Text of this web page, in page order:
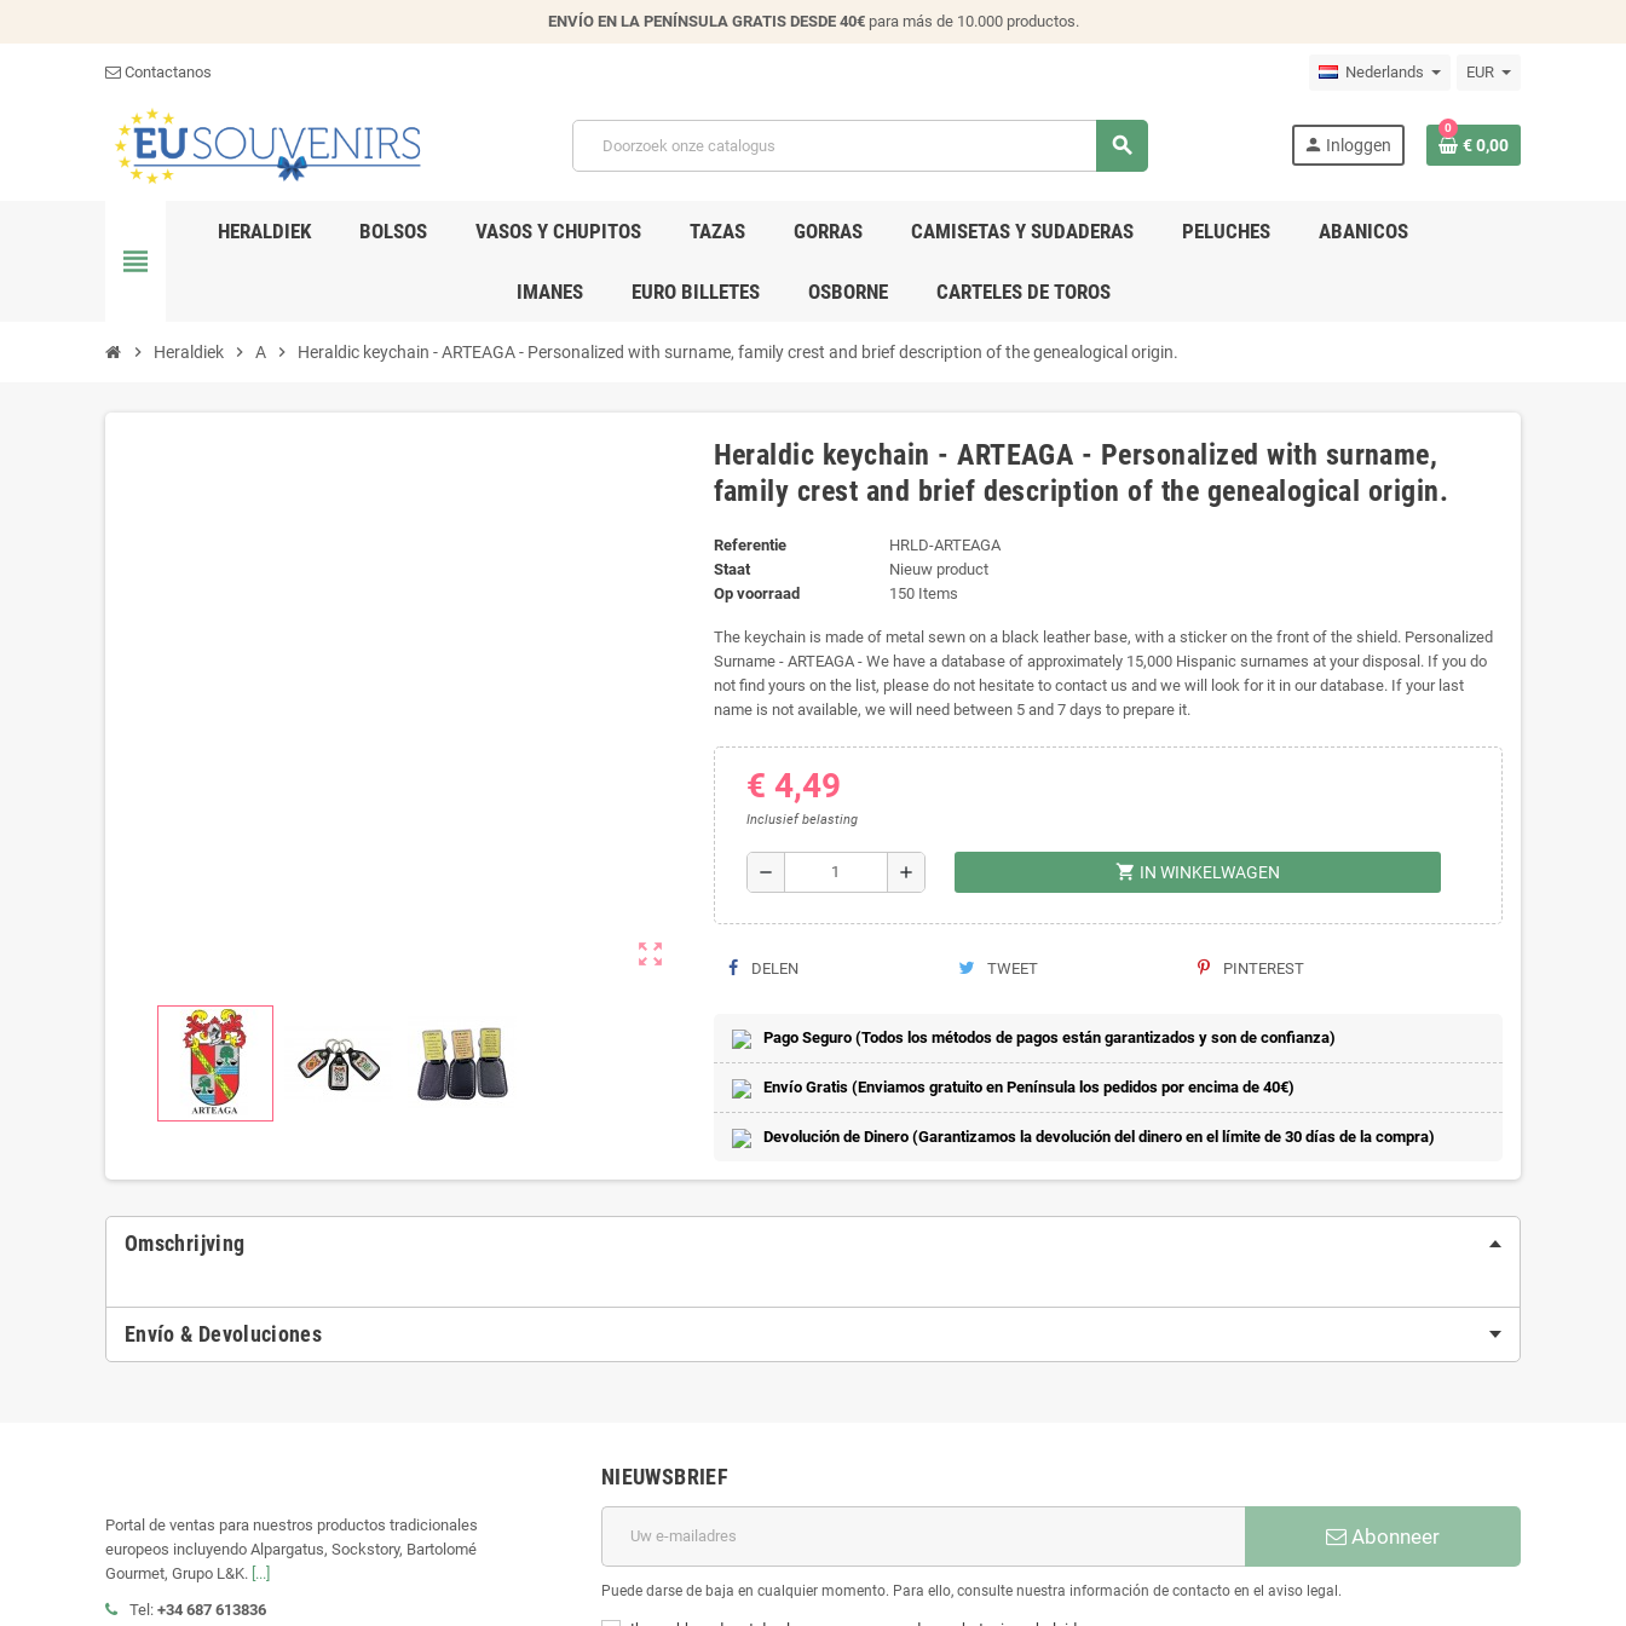
ENVÍO EN LA PENÍNSULA GRATIS DESDE 40€para más de 10.000 productos.
Contactanos Nederlands EUR
search person Inloggen
0
€ 0,00
view_headline
HERALDIEK BOLSOS VASOS Y CHUPITOS TAZAS GORRAS CAMISETAS Y SUDADERAS PELUCHES ABANICOS
IMANES EURO BILLETES OSBORNE CARTELES DE TOROS
chevron_right Heraldiek chevron_right A chevron_right Heraldic keychain - ARTEAGA - Personalized with surname, family crest and brief description of the genealogical origin.
zoom_out_map
Heraldic keychain - ARTEAGA - Personalized with surname,
family crest and brief description of the genealogical origin.
Referentie
HRLD-ARTEAGA
Staat
Nieuw product
Op voorraad
150 Items
The keychain is made of metal sewn on a black leather base, with a sticker on the front of the shield. Personalized
Surname - ARTEAGA - We have a database of approximately 15,000 Hispanic surnames at your disposal. If you do
not find yours on the list, please do not hesitate to contact us and we will look for it in our database. If your last
name is not available, we will need between 5 and 7 days to prepare it.
€ 4,49
Inclusief belasting
remove add shopping_cart IN WINKELWAGEN
DELEN TWEET PINTEREST
Pago Seguro (Todos los métodos de pagos están garantizados y son de confianza)
Envío Gratis (Enviamos gratuito en Península los pedidos por encima de 40€)
Devolución de Dinero (Garantizamos la devolución del dinero en el límite de 30 días de la compra)
Omschrijving
Envío & Devoluciones
Portal de ventas para nuestros productos tradicionales
europeos incluyendo Alpargatus, Sockstory, Bartolomé
Gourmet, Grupo L&K. [...]
Tel: +34 687 613836
NIEUWSBRIEF
Abonneer
Puede darse de baja en cualquier momento. Para ello, consulte nuestra información de contacto en el aviso legal.